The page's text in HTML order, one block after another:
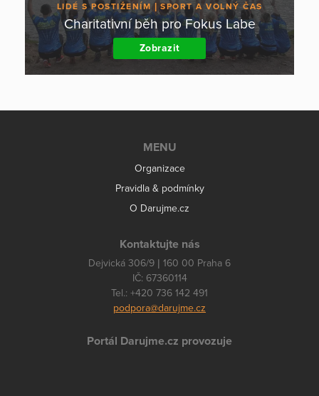
LIDÉ S POSTIŽENÍM SPORT A VOLNÝ ČAS
Charitativní běh pro Fokus Labe
Zobrazit
MENU
Organizace
Pravidla & podmínky
O Darujme.cz
Kontaktujte nás
Dejvická 306/9 | 160 00 Praha 6
IČ: 67360114
Tel.: +420 736 142 491
podpora@darujme.cz
Portál Darujme.cz provozuje